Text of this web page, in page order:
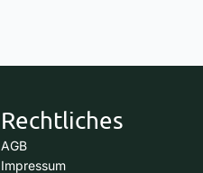
Rechtliches
AGB
Impressum